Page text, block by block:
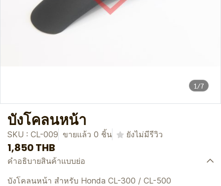
1/7
บังโคลนหน้า
SKU : CL-009 ขายแล้ว 0 ชิ้น ยังไม่มีรีวิว
1,850 THB
คำอธิบายสินค้าแบบย่อ
บังโคลนหน้า สำหรับ Honda CL-300 / CL-500